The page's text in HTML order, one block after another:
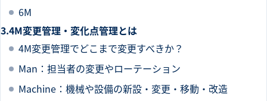
6M
4M変更管理・変化点管理とは
4M変更管理でどこまで変更すべきか？
Man：担当者の変更やローテーション
Machine：機械や設備の新設・変更・移動・改造